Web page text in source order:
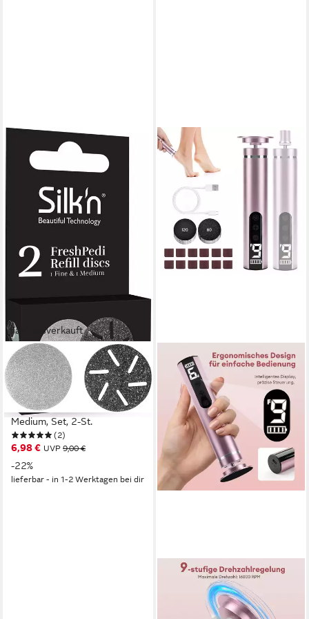
Fast ausverkauft
SILK'N
Hornhautentferner
Ersatzschleifscheiben
FreshPedi Refill discs 1 Fine 1
Medium, Set, 2-St.
(2)
6,98 € UVP 9,00 €
-22%
lieferbar - in 1-2 Werktagen bei dir
CKEYIN PRO
Elektrischer
Hornhautentferner 2 in